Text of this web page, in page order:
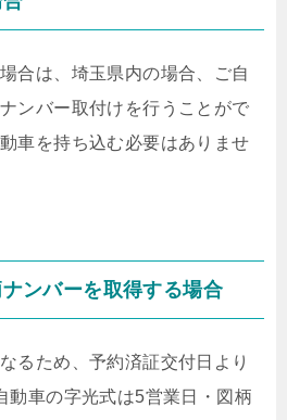
合は、埼玉県内の場合、ご自
ンバー取付けを行うことがで
車を持ち込む必要はありませ
ンバーを取得する場合
るため、予約済証交付日より
動車の字光式は5営業日・図柄